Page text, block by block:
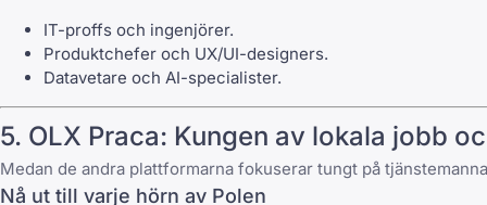
IT-proffs och ingenjörer.
Produktchefer och UX/UI-designers.
Datavetare och AI-specialister.
5. OLX Praca: Kungen av lokala jobb
Medan de andra plattformarna fokuserar tungt på
Nå ut till varje hörn av Polen